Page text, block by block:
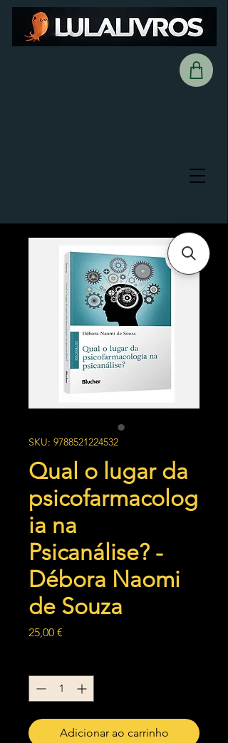
SKU: 9788521224532
Qual o lugar da
psicofarmacolog
ia na
Psicanálise? -
Débora Naomi
de Souza
25,00 €
Adicionar ao carrinho